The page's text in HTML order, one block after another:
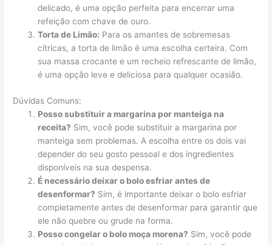
delicado, é uma opção perfeita para encerrar uma
refeição com chave de ouro.
Torta de Limão: Para os amantes de sobremesas
cítricas, a torta de limão é uma escolha certeira. Com
sua massa crocante e um recheio refrescante de limão,
é uma opção leve e deliciosa para qualquer ocasião.
Dúvidas Comuns:
Posso substituir a margarina por manteiga na
receita? Sim, você pode substituir a margarina por
manteiga sem problemas. A escolha entre os dois vai
depender do seu gosto pessoal e dos ingredientes
disponíveis na sua despensa.
É necessário deixar o bolo esfriar antes de
desenformar? Sim, é importante deixar o bolo esfriar
completamente antes de desenformar para garantir que
ele não quebre ou grude na forma.
Posso congelar o bolo moça morena? Sim, você pode